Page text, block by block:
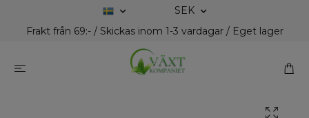
SEK
Frakt från 69:- / Skickas inom 1-3 vardagar / Eget lager